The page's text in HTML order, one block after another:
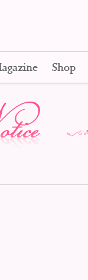
Mail Magazine